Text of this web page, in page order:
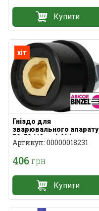
Купити
хіт
Гніздо для
зварювального апарату
50-70 (13 мм) Abicor
Binzel
Артикул: 00000018231
406грн
Купити